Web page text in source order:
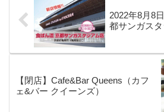
2022年8月8
都サンガス
【閉店】Cafe&Bar Queens（カフ
ェ&バー クイーンズ）